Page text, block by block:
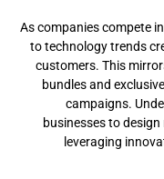
As companies compete
to technology trends
customers. This
bundles and
campaigns.
businesses to
leveraging